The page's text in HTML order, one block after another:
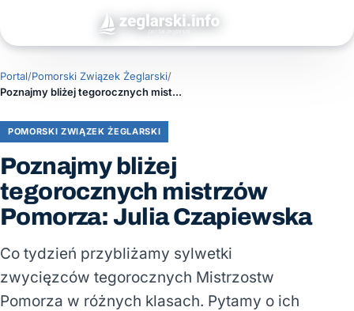
Portal/Pomorski Związek Żeglarski/
Poznajmy bliżej tegorocznych mistrzów Pomorza: Julia Czapiewska
POMORSKI ZWIĄZEK ŻEGLARSKI
Poznajmy bliżej
tegorocznych mistrzów
Pomorza: Julia Czapiewska
Co tydzień przybliżamy sylwetki
zwycięzców tegorocznych Mistrzostw
Pomorza w różnych klasach. Pytamy o ich